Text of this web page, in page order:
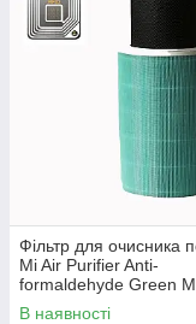
Фільтр для очисника
Mi Air Purifier Anti-
formaldehyde Green
(SCG4013HK) з RFID
В наявності